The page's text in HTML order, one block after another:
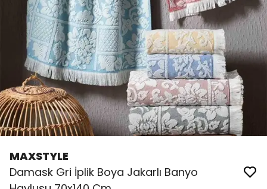
MAXSTYLE
Damask Gri İplik Boya Jakarlı Banyo